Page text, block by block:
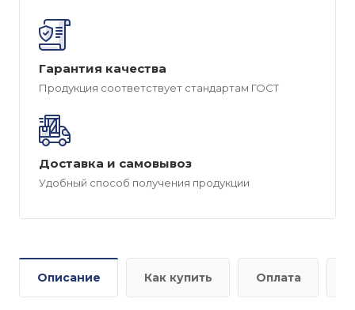
Гарантия качества
Продукция соответствует стандартам ГОСТ
Доставка и самовывоз
Удобный способ получения продукции
Описание Как купить Оплата